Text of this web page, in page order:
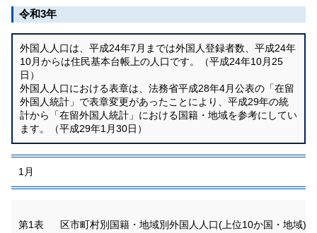
令和3年
外国人人口は、平成24年7月までは外国人登録者数、平成24年
10月からは住民基本台帳上の人口です。（平成24年10月25
日）
外国人人口における表章は、法務省平成28年4月公表の「在留
外国人統計」で表章変更があったことにより、平成29年の統
計から「在留外国人統計」における国籍・地域を参考にしてい
ます。（平成29年1月30日）
1月
第1表 区市町村別国籍・地域別外国人人口(上位10か国・地域)